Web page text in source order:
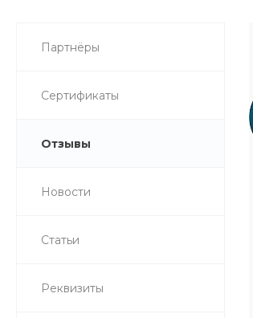
Партнёры
Сертификаты
Отзывы
Новости
Статьи
Реквизиты